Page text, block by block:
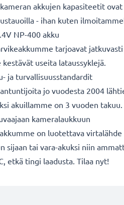
akkujen kapasiteetit
- ihan kuten
NP-400 akku
tarjoavat
kestävät useita lataussyklejä.
ja turvallisuusstandardit
jo vuodesta 2004
akuillamme on 3 vuoden takuu.
kameralaukkuun
on luotettava
sijaan tai vara-akuksi niin
etkä tingi laadusta. Tilaa nyt!